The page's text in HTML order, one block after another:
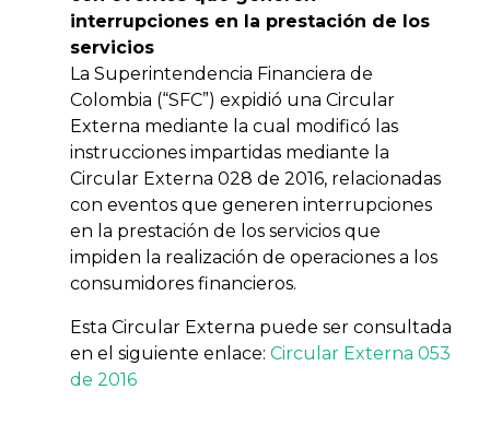
interrupciones en la prestación de los
servicios
La Superintendencia Financiera de
Colombia (“SFC”) expidió una Circular
Externa mediante la cual modificó las
instrucciones impartidas mediante la
Circular Externa 028 de 2016, relacionadas
con eventos que generen interrupciones
en la prestación de los servicios que
impiden la realización de operaciones a los
consumidores financieros.
Esta Circular Externa puede ser consultada
en el siguiente enlace: Circular Externa 053
de 2016